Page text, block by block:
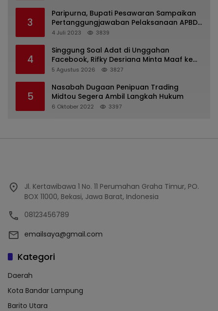
3
Paripurna, Bupati Pesawaran Sampaikan
Pertanggungjawaban Pelaksanaan APBD
2022
4 Juli 2023 3839
4
Singgung Soal Adat di Unggahan
Facebook, Rifky Desriana Minta Maaf ke
PDA dan Bupati Kubar
5 Agustus 2026 3827
5
Nasabah Dugaan Penipuan Trading
Midtou Segera Ambil Langkah Hukum
6 Oktober 2022 3397
Jl. Kertawibawa 1 No. 11 Perumahan Graha Timur, PO.
BOX 11000, Bekasi, Jawa Barat, Indonesia
08123456789
emailsaya@gmail.com
Kategori
Daerah
Kota Bandar Lampung
Barito Utara